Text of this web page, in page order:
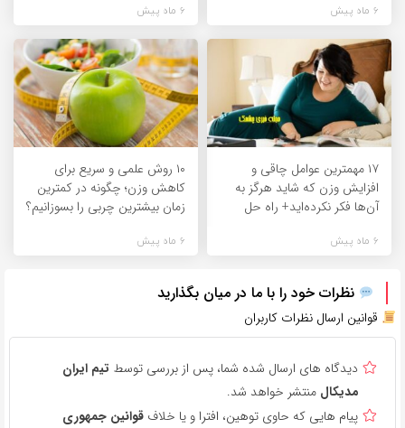
6 ماه پیش 6 ماه پیش
۱۷ مهمترین عوامل چاقی و
افزایش وزن که شاید هرگز به
آن‌ها فکر نکرده‌اید+ راه حل
6 ماه پیش
۱۰ روش علمی و سریع برای
کاهش وزن؛ چگونه در کمترین
زمان بیشترین چربی را بسوزانیم؟
6 ماه پیش
نظرات خود را با ما در میان بگذارید
قوانین ارسال نظرات کاربران
دیدگاه های ارسال شده شما، پس از بررسی توسط تیم ایران
مدیکال منتشر خواهد شد.
پیام هایی که حاوی توهین، افترا و یا خلاف قوانین جمهوری